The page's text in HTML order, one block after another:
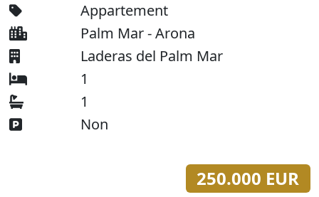
Appartement
Palm Mar - Arona
Laderas del Palm Mar
1
1
Non
250.000 EUR